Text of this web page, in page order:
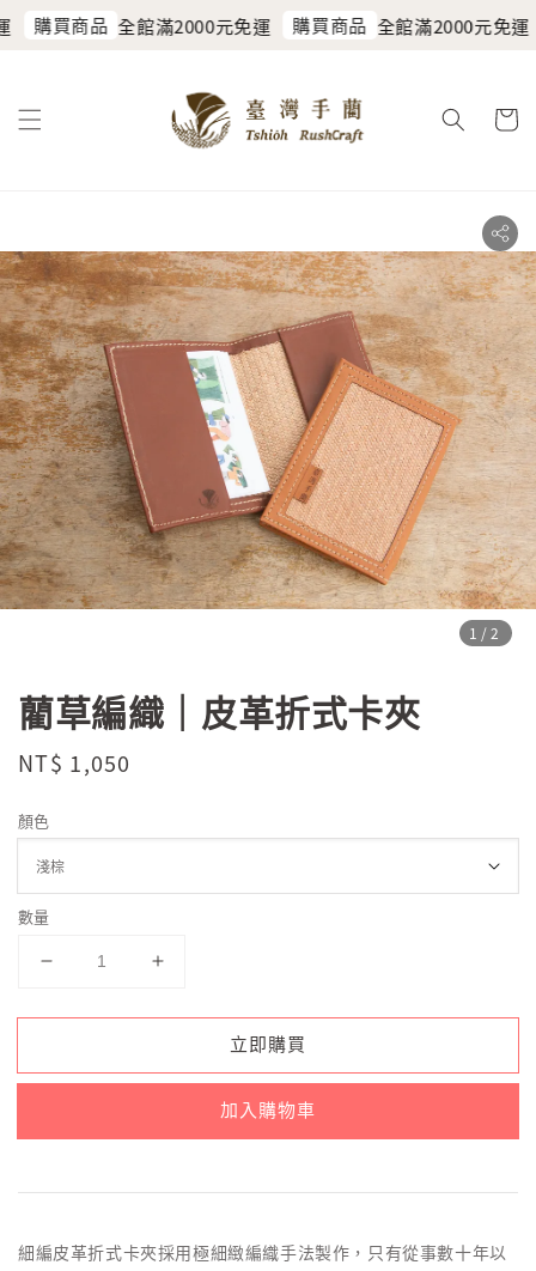
購買商品 全館滿2000元免運 購買商品 全館滿2000元免運
1 /2
藺草編織｜皮革折式卡夾
Regular
NT$ 1,050
顏色
數量
立即購買
加入購物車
細編皮革折式卡夾採用極細緻編織手法製作，只有從事數十年以